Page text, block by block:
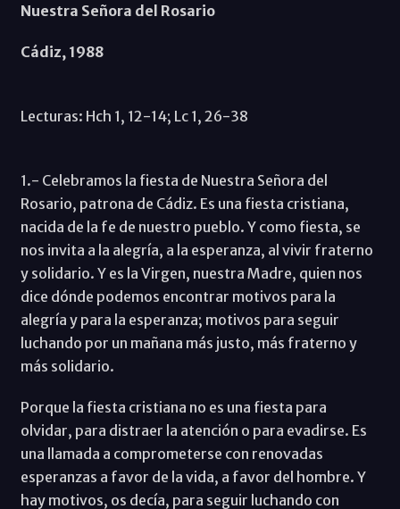
Nuestra Señora del Rosario
Cádiz, 1988
Lecturas: Hch 1, 12-14; Lc 1, 26-38
1.- Celebramos la fiesta de Nuestra Señora del
Rosario, patrona de Cádiz. Es una fiesta cristiana,
nacida de la fe de nuestro pueblo. Y como fiesta, se
nos invita a la alegría, a la esperanza, al vivir fraterno
y solidario. Y es la Virgen, nuestra Madre, quien nos
dice dónde podemos encontrar motivos para la
alegría y para la esperanza; motivos para seguir
luchando por un mañana más justo, más fraterno y
más solidario.
Porque la fiesta cristiana no es una fiesta para
olvidar, para distraer la atención o para evadirse. Es
una llamada a comprometerse con renovadas
esperanzas a favor de la vida, a favor del hombre. Y
hay motivos, os decía, para seguir luchando con